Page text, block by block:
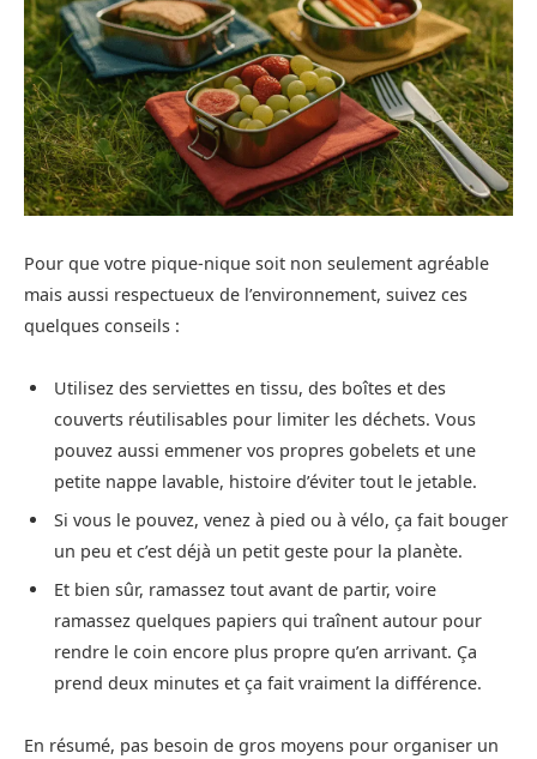
Pour que votre pique-nique soit non seulement agréable
mais aussi respectueux de l’environnement, suivez ces
quelques conseils :
Utilisez des serviettes en tissu, des boîtes et des
couverts réutilisables pour limiter les déchets. Vous
pouvez aussi emmener vos propres gobelets et une
petite nappe lavable, histoire d’éviter tout le jetable.
Si vous le pouvez, venez à pied ou à vélo, ça fait bouger
un peu et c’est déjà un petit geste pour la planète.
Et bien sûr, ramassez tout avant de partir, voire
ramassez quelques papiers qui traînent autour pour
rendre le coin encore plus propre qu’en arrivant. Ça
prend deux minutes et ça fait vraiment la différence.
En résumé, pas besoin de gros moyens pour organiser un